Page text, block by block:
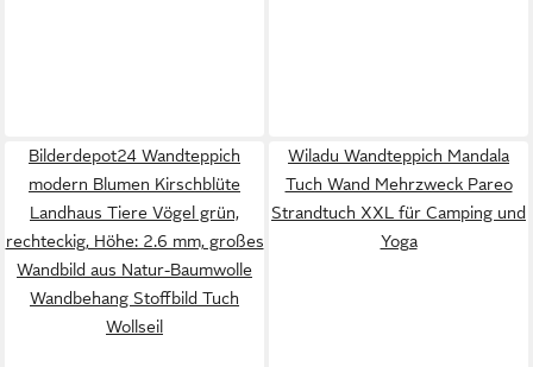
Bilderdepot24 Wandteppich
modern Blumen Kirschblüte
Landhaus Tiere Vögel grün,
rechteckig, Höhe: 2.6 mm, großes
Wandbild aus Natur-Baumwolle
Wandbehang Stoffbild Tuch
Wollseil
Wiladu Wandteppich Mandala
Tuch Wand Mehrzweck Pareo
Strandtuch XXL für Camping und
Yoga